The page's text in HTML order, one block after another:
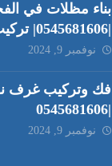
بناء مظلات في
|0545681606| تركيب برجولات
نوفمبر 9, 2024
فك وتركيب غرف
|0545681606
نوفمبر 9, 2024